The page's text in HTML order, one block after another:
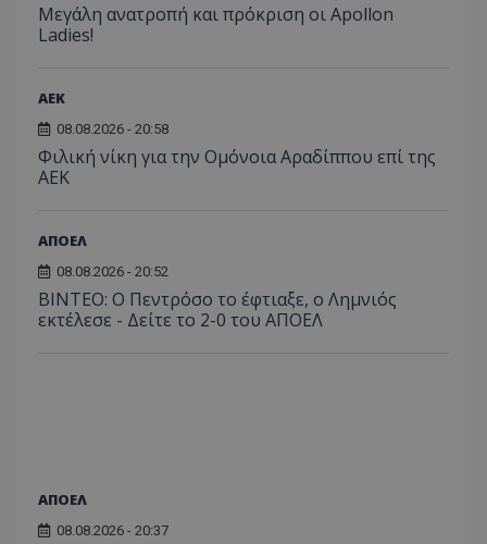
Μεγάλη ανατροπή και πρόκριση οι Apollon
Ladies!
ΑEK
08.08.2026 - 20:58
Φιλική νίκη για την Ομόνοια Αραδίππου επί της
ΑΕΚ
ΑΠΟΕΛ
08.08.2026 - 20:52
ΒΙΝΤΕΟ: Ο Πεντρόσο το έφτιαξε, ο Λημνιός
εκτέλεσε - Δείτε το 2-0 του ΑΠΟΕΛ
ΑΠΟΕΛ
08.08.2026 - 20:37